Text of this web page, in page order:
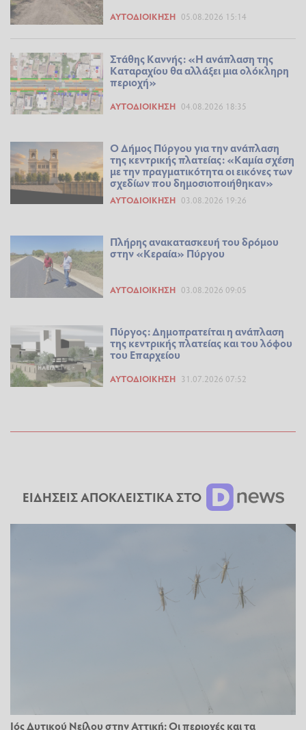
ΑΥΤΟΔΙΟΊΚΗΣΗ 05.08.2026 15:14
Στάθης Καννής: «Η ανάπλαση της
Καταραχίου θα αλλάξει μια ολόκληρη
περιοχή»
ΑΥΤΟΔΙΟΊΚΗΣΗ 04.08.2026 18:35
Ο Δήμος Πύργου για την ανάπλαση
της κεντρικής πλατείας: «Καμία σχέση
με την πραγματικότητα οι εικόνες των
σχεδίων που δημοσιοποιήθηκαν»
ΑΥΤΟΔΙΟΊΚΗΣΗ 03.08.2026 19:26
Πλήρης ανακατασκευή του δρόμου
στην «Κεραία» Πύργου
ΑΥΤΟΔΙΟΊΚΗΣΗ 03.08.2026 09:05
Πύργος: Δημοπρατείται η ανάπλαση
της κεντρικής πλατείας και του λόφου
του Επαρχείου
ΑΥΤΟΔΙΟΊΚΗΣΗ 31.07.2026 07:52
ΕΙΔΗΣΕΙΣ ΑΠΟΚΛΕΙΣΤΙΚΑ ΣΤΟ
Ιός Δυτικού Νείλου στην Αττική: Οι περιοχές και τα